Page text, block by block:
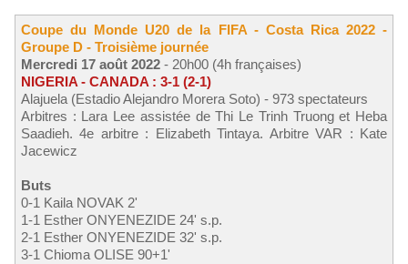
Coupe du Monde U20 de la FIFA - Costa Rica 2022 -
Groupe D - Troisième journée
Mercredi 17 août 2022 - 20h00 (4h françaises)
NIGERIA - CANADA : 3-1 (2-1)
Alajuela (Estadio Alejandro Morera Soto) - 973 spectateurs
Arbitres : Lara Lee assistée de Thi Le Trinh Truong et Heba
Saadieh. 4e arbitre : Elizabeth Tintaya. Arbitre VAR : Kate
Jacewicz
Buts
0-1 Kaila NOVAK 2'
1-1 Esther ONYENEZIDE 24' s.p.
2-1 Esther ONYENEZIDE 32' s.p.
3-1 Chioma OLISE 90+1'